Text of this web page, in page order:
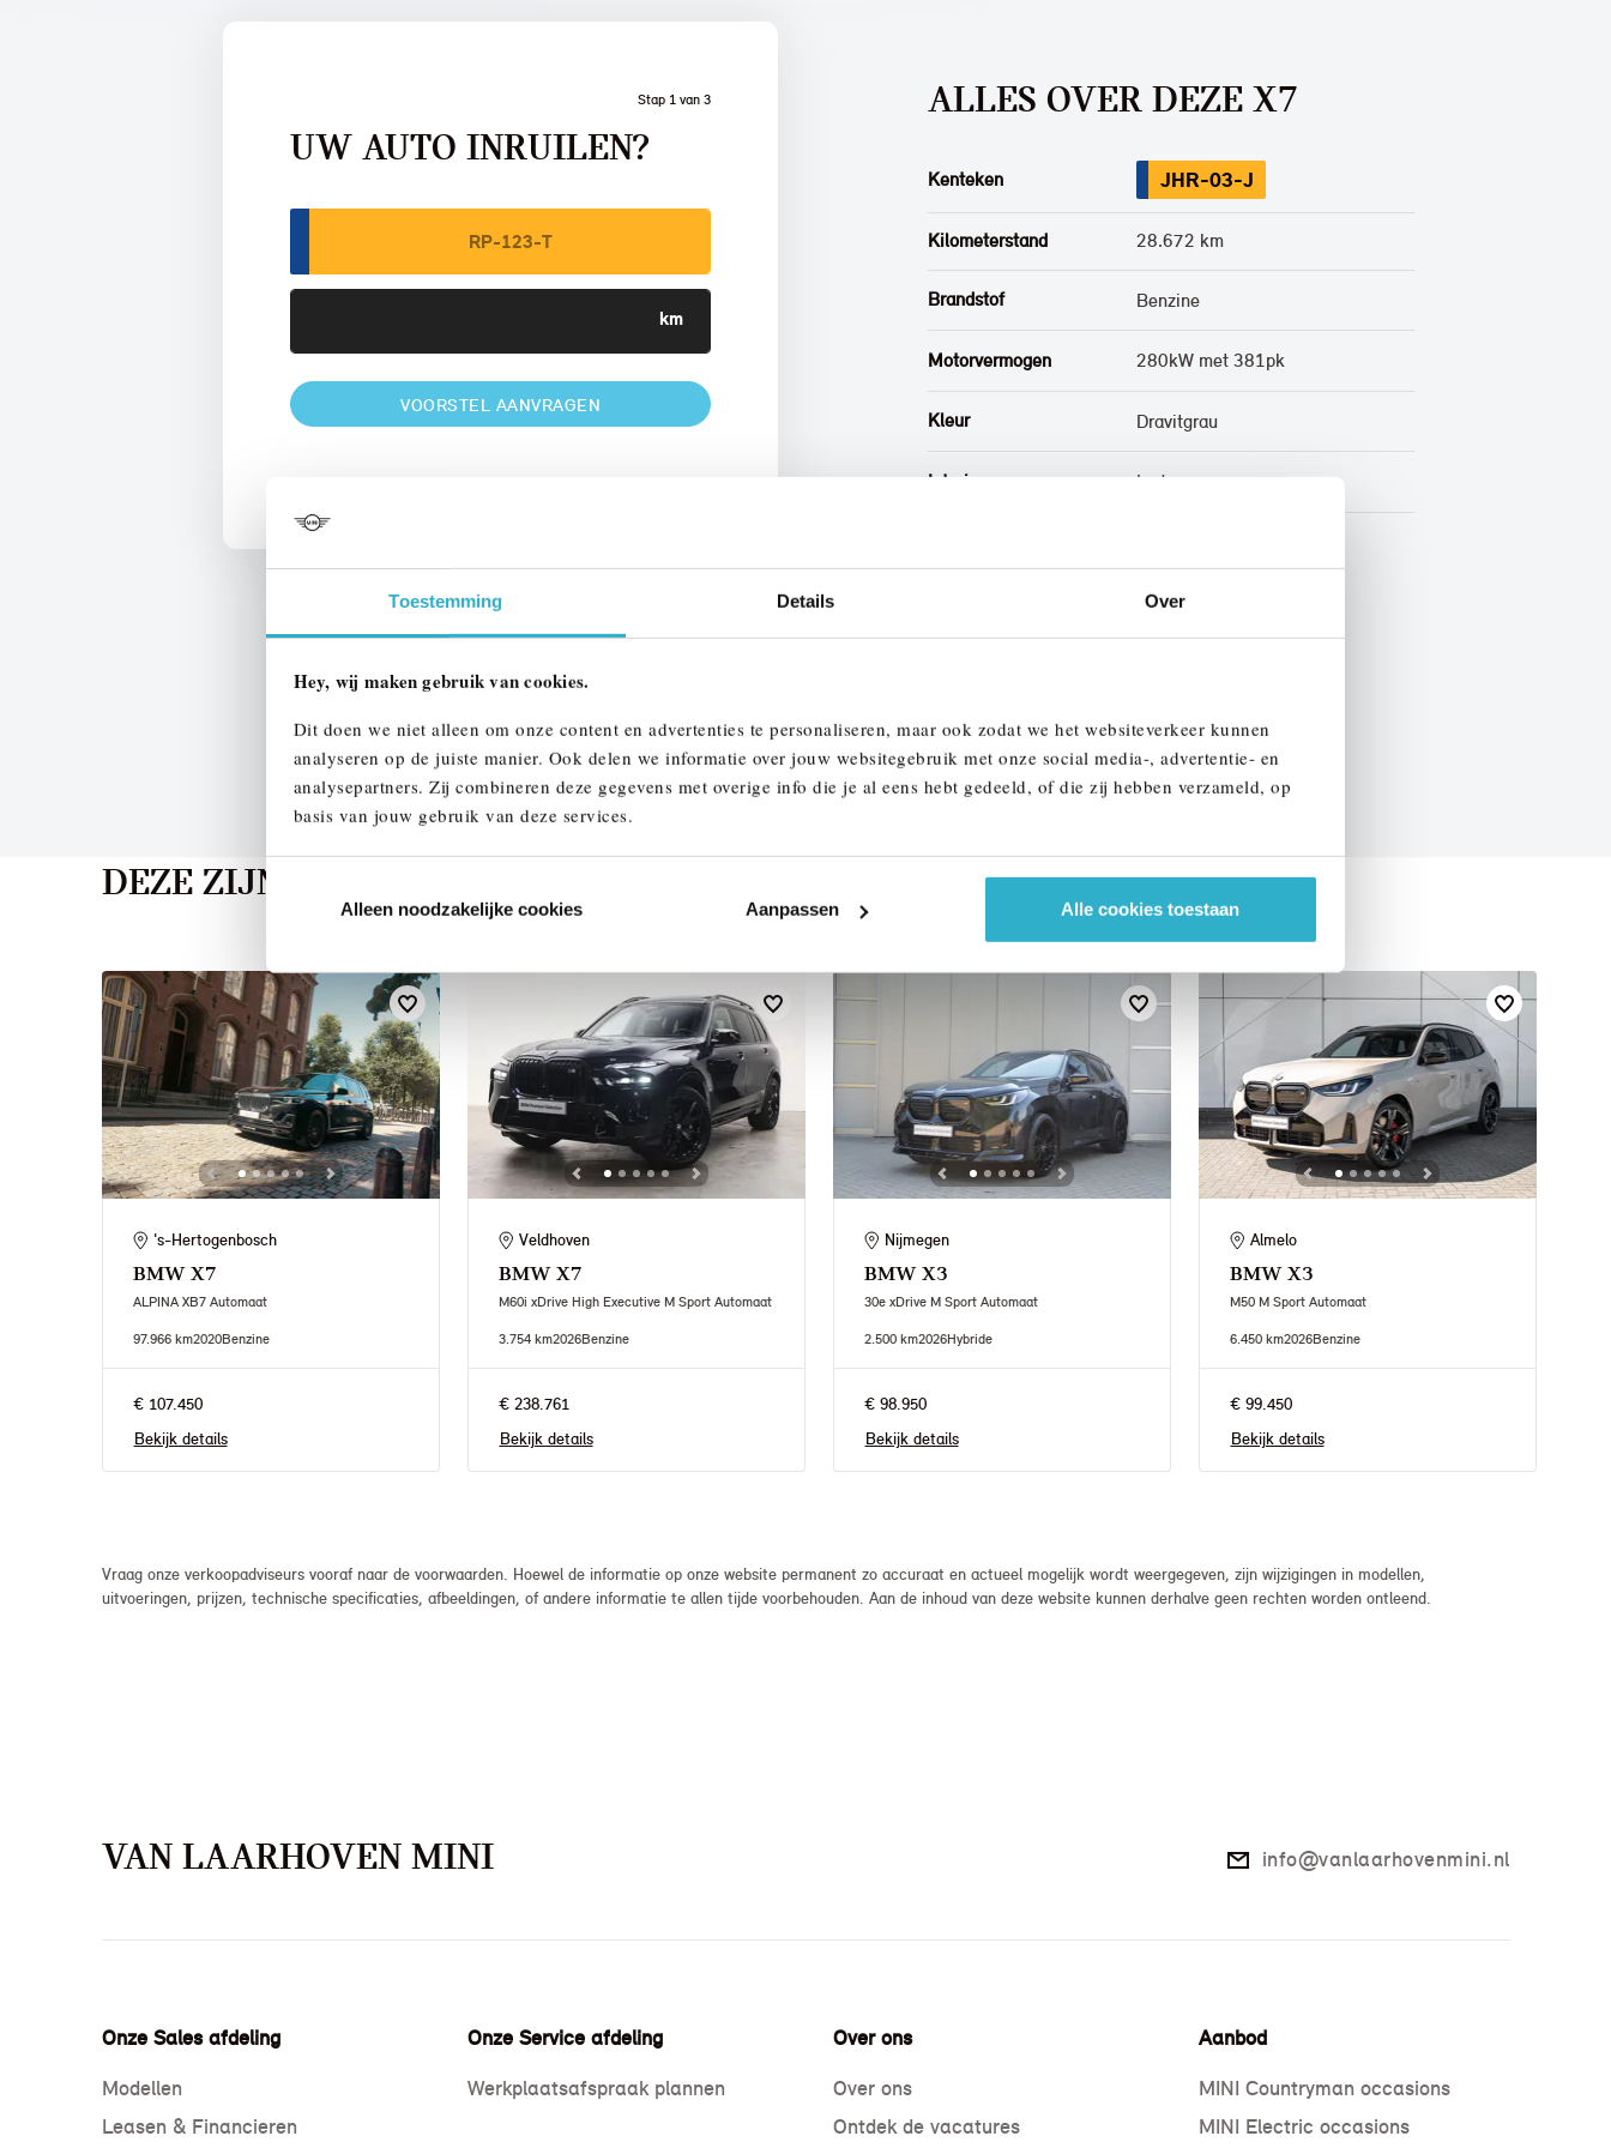
Toestemming Details Over
Hey, wij maken gebruik van cookies.
Dit doen we niet alleen om onze content en advertenties te personaliseren, maar ook zodat we het websiteverkeer kunnen
analyseren op de juiste manier. Ook delen we informatie over jouw websitegebruik met onze social media-, advertentie- en
analysepartners. Zij combineren deze gegevens met overige info die je al eens hebt gedeeld, of die zij hebben verzameld, op
basis van jouw gebruik van deze services.
Alleen noodzakelijke cookies Aanpassen Alle cookies toestaan
Stap 1 van 3
UW AUTO INRUILEN?
VOORSTEL AANVRAGEN
ALLES OVER DEZE X7
Kenteken JHR-03-J
Kilometerstand 28.672 km
Brandstof Benzine
Motorvermogen 280kW met 381pk
Kleur Dravitgrau
Interieur Leder
ALLE OPTIES EN SPECIFICATIES
DEZE ZIJN VERGELIJKBAAR
's-Hertogenbosch
BMW X7
ALPINA XB7 Automaat
97.966 km2020Benzine
€ 107.450
Bekijk details
Veldhoven
BMW X7
M60i xDrive High Executive M Sport Automaat
3.754 km2026Benzine
€ 238.761
Bekijk details
Nijmegen
BMW X3
30e xDrive M Sport Automaat
2.500 km2026Hybride
€ 98.950
Bekijk details
Almelo
BMW X3
M50 M Sport Automaat
6.450 km2026Benzine
€ 99.450
Bekijk details
Vraag onze verkoopadviseurs vooraf naar de voorwaarden. Hoewel de informatie op onze website permanent zo accuraat en actueel mogelijk wordt weergegeven, zijn wijzigingen in modellen,
uitvoeringen, prijzen, technische specificaties, afbeeldingen, of andere informatie te allen tijde voorbehouden. Aan de inhoud van deze website kunnen derhalve geen rechten worden ontleend.
VAN LAARHOVEN MINI info@vanlaarhovenmini.nl
Onze Sales afdeling
Modellen
Leasen & Financieren
Onze Service afdeling
Werkplaatsafspraak plannen
Over ons
Over ons
Ontdek de vacatures
Aanbod
MINI Countryman occasions
MINI Electric occasions